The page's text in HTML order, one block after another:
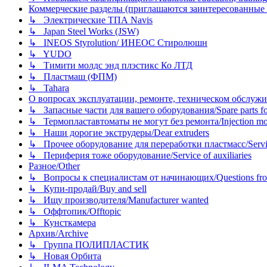
Коммерческие разделы (приглашаются
↳ Электрические ТПА Navis
↳ Japan Steel Works (JSW)
↳ INEOS Styrolution/ ИНЕОС Стиролюшн
↳ YUDO
↳ Тимити молдс энд плэстикс Ко ЛТД
↳ Пластмаш (ФПМ)
↳ Tahara
О вопросах эксплуатации, ремонте, техническом
↳ Запасные части для вашего оборудования/Spare parts
↳ Термопластавтоматы не могут без ремонта/Injection
↳ Наши дорогие экструдеры/Dear extruders
↳ Прочее оборудование для переработки пластмасс/
↳ Периферия тоже оборудование/Service of auxiliaries
Разное/Other
↳ Вопросы к специалистам от начинающих/Questions
↳ Купи-продай/Buy and sell
↳ Ищу производителя/Manufacturer wanted
↳ Оффтопик/Offtopic
↳ Кунсткамера
Архив/Archive
↳ Группа ПОЛИПЛАСТИК
↳ Новая Орбита